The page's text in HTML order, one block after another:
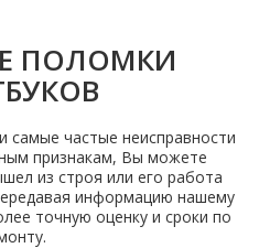
ПОЛОМКИ
частые неисправности
признакам, Вы можете
из строя или его работа
информацию нашему
точную оценку и сроки по